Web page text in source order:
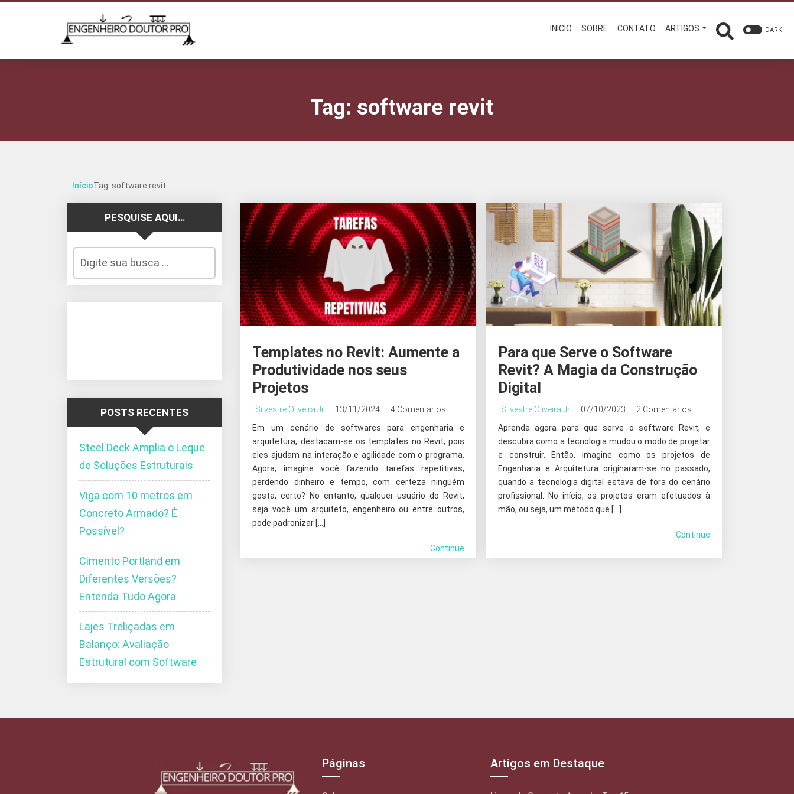
INICIO SOBRE CONTATO ARTIGOS DARK
Tag: software revit
InícioTag: software revit
Templates no Revit: Aumente a
Produtividade nos seus
Projetos
Silvestre Oliveira Jr 13/11/2024
4 Comentários
Em um cenário de softwares para engenharia e
arquitetura, destacam-se os templates no Revit, pois
eles ajudam na interação e agilidade com o programa.
Agora, imagine você fazendo tarefas repetitivas,
perdendo dinheiro e tempo, com certeza ninguém
gosta, certo? No entanto, qualquer usuário do Revit,
seja você um arquiteto, engenheiro ou entre outros,
pode padronizar […]
Continue
Para que Serve o Software
Revit? A Magia da Construção
Digital
Silvestre Oliveira Jr 07/10/2023
2 Comentários
Aprenda agora para que serve o software Revit, e
descubra como a tecnologia mudou o modo de projetar
e construir. Então, imagine como os projetos de
Engenharia e Arquitetura originaram-se no passado,
quando a tecnologia digital estava de fora do cenário
profissional. No início, os projetos eram efetuados à
mão, ou seja, um método que […]
Continue
PESQUISE AQUI…
POSTS RECENTES
Steel Deck Amplia o Leque
de Soluções Estruturais
Viga com 10 metros em
Concreto Armado? É
Possível?
Cimento Portland em
Diferentes Versões?
Entenda Tudo Agora
Lajes Treliçadas em
Balanço: Avaliação
Estrutural com Software
Páginas Artigos em Destaque